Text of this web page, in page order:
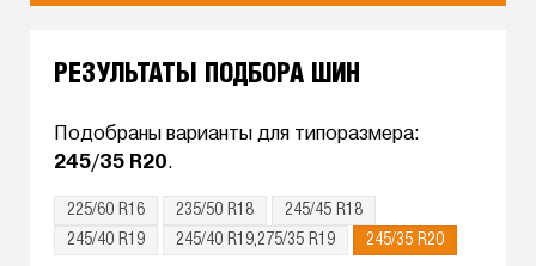
РЕЗУЛЬТАТЫ ПОДБОРА ШИН
Подобраны варианты для типоразмера:
245/35 R20.
225/60 R16 235/50 R18
245/45 R18
245/40 R19
245/40 R19,275/35 R19 245/35 R20